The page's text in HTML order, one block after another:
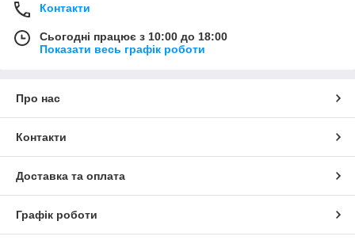
Контакти
Сьогодні працює з 10:00 до 18:00
Показати весь графік роботи
Про нас
Контакти
Доставка та оплата
Графік роботи